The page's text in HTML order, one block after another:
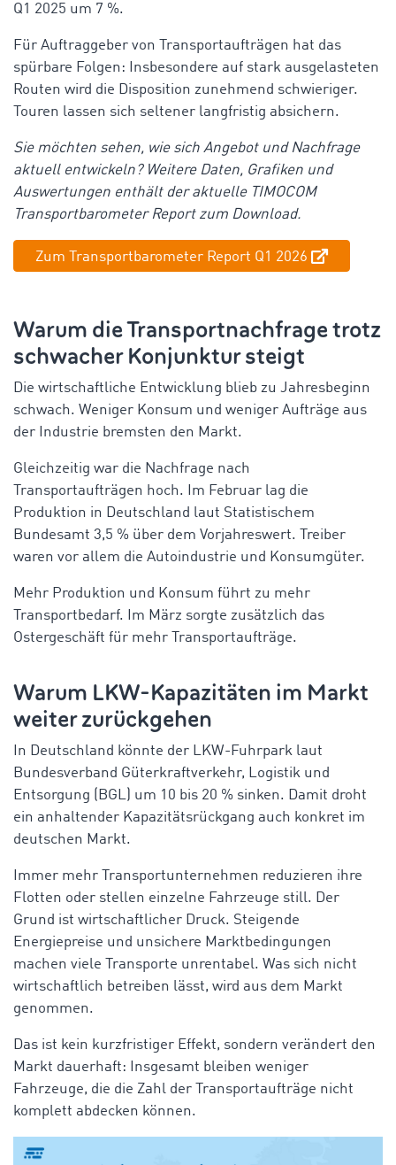
Q1 2025 um 7 %.
Für Auftraggeber von Transportaufträgen hat das
spürbare Folgen: Insbesondere auf stark ausgelasteten
Routen wird die Disposition zunehmend schwieriger.
Touren lassen sich seltener langfristig absichern.
Sie möchten sehen, wie sich Angebot und Nachfrage
aktuell entwickeln? Weitere Daten, Grafiken und
Auswertungen enthält der aktuelle TIMOCOM
Transportbarometer Report zum Download.
Zum Transportbarometer Report Q1 2026
Warum die Transportnachfrage trotz
schwacher Konjunktur steigt
Die wirtschaftliche Entwicklung blieb zu Jahresbeginn
schwach. Weniger Konsum und weniger Aufträge aus
der Industrie bremsten den Markt.
Gleichzeitig war die Nachfrage nach
Transportaufträgen hoch. Im Februar lag die
Produktion in Deutschland laut Statistischem
Bundesamt 3,5 % über dem Vorjahreswert. Treiber
waren vor allem die Autoindustrie und Konsumgüter.
Mehr Produktion und Konsum führt zu mehr
Transportbedarf. Im März sorgte zusätzlich das
Ostergeschäft für mehr Transportaufträge.
Warum LKW-Kapazitäten im Markt
weiter zurückgehen
In Deutschland könnte der LKW-Fuhrpark laut
Bundesverband Güterkraftverkehr, Logistik und
Entsorgung (BGL) um 10 bis 20 % sinken. Damit droht
ein anhaltender Kapazitätsrückgang auch konkret im
deutschen Markt.
Immer mehr Transportunternehmen reduzieren ihre
Flotten oder stellen einzelne Fahrzeuge still. Der
Grund ist wirtschaftlicher Druck. Steigende
Energiepreise und unsichere Marktbedingungen
machen viele Transporte unrentabel. Was sich nicht
wirtschaftlich betreiben lässt, wird aus dem Markt
genommen.
Das ist kein kurzfristiger Effekt, sondern verändert den
Markt dauerhaft: Insgesamt bleiben weniger
Fahrzeuge, die die Zahl der Transportaufträge nicht
komplett abdecken können.